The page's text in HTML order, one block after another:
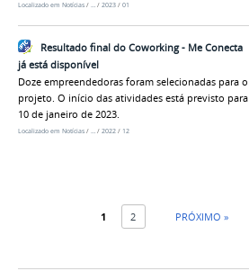
Localizado em Notícias / … / 2023 / 01
Resultado final do Coworking - Me Conecta
já está disponível
Doze empreendedoras foram selecionadas para o
projeto. O início das atividades está previsto para
10 de janeiro de 2023.
Localizado em Notícias / … / 2022 / 12
1 2 PRÓXIMO »